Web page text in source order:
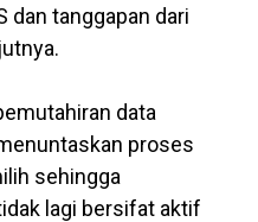
dan tanggapan dari
data
proses
sehingga
lagi bersifat aktif